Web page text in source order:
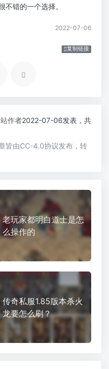
不错的一个选择。
2022-07-06
复制链接
作者2022-07-06发表，共
皆由CC-4.0协议发布，转
老玩家都明白道士是怎
么操作的
传奇私服1.85版本杀火
龙要怎么刷？